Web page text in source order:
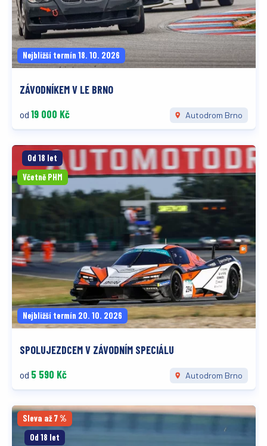
Nejbližší termín 18. 10. 2026
ZÁVODNÍKEM V LE BRNO
od 19 000 Kč Autodrom Brno
Od 18 let
Včetně PHM
Nejbližší termín 20. 10. 2026
SPOLUJEZDCEM V ZÁVODNÍM SPECIÁLU
od 5 590 Kč Autodrom Brno
Sleva až 7 %
Od 18 let